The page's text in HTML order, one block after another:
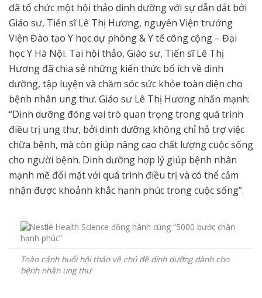
đã tổ chức một hội thảo dinh dưỡng với sự dẫn dắt bởi
Giáo sư, Tiến sĩ Lê Thị Hương, nguyên Viện trưởng
Viện Đào tạo Y học dự phòng & Y tế công cộng – Đại
học Y Hà Nội. Tại hội thảo, Giáo sư, Tiến sĩ Lê Thị
Hương đã chia sẻ những kiến thức bổ ích về dinh
dưỡng, tập luyện và chăm sóc sức khỏe toàn diện cho
bệnh nhân ung thư. Giáo sư Lê Thị Hương nhấn mạnh:
“Dinh dưỡng đóng vai trò quan trọng trong quá trình
điều trị ung thư, bởi dinh dưỡng không chỉ hỗ trợ việc
chữa bệnh, mà còn giúp nâng cao chất lượng cuộc sống
cho người bệnh. Dinh dưỡng hợp lý giúp bệnh nhân
mạnh mẽ đối mặt với quá trình điều trị và có thể cảm
nhận được khoảnh khắc hạnh phúc trong cuộc sống”.
Toàn cảnh buổi hội thảo về chủ đề dinh dưỡng dành cho
bệnh nhân ung thư